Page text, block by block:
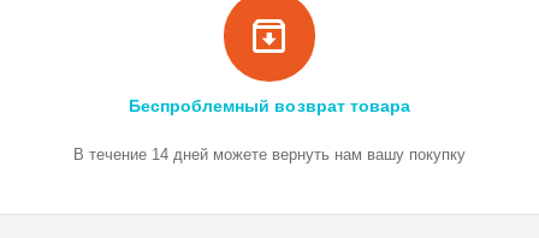
Беспроблемный возврат товара
В течение 14 дней можете вернуть нам вашу покупку